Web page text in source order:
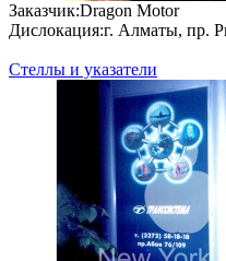
За­каз­чик:Dragon Motor
Дис­ло­кация:г. Алматы, пр.
Стеллы и указатели